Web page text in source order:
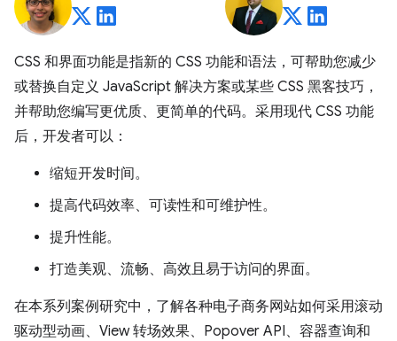
CSS 和界面功能是指新的 CSS 功能和语法，可帮助您减少
或替换自定义 JavaScript 解决方案或某些 CSS 黑客技巧，
并帮助您编写更优质、更简单的代码。采用现代 CSS 功能
后，开发者可以：
缩短开发时间。
提高代码效率、可读性和可维护性。
提升性能。
打造美观、流畅、高效且易于访问的界面。
在本系列案例研究中，了解各种电子商务网站如何采用滚动
驱动型动画、View 转场效果、Popover API、容器查询和